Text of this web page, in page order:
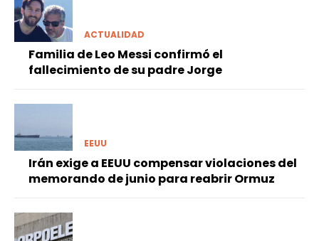
ACTUALIDAD
Familia de Leo Messi confirmó el
fallecimiento de su padre Jorge
EEUU
Irán exige a EEUU compensar violaciones del
memorando de junio para reabrir Ormuz